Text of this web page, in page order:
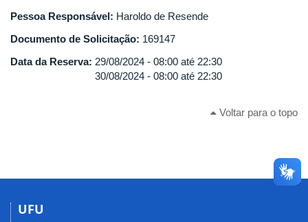
Pessoa Responsável: Haroldo de Resende
Documento de Solicitação: 169147
Data da Reserva: 29/08/2024 - 08:00 até 22:30
30/08/2024 - 08:00 até 22:30
Voltar para o topo
UFU